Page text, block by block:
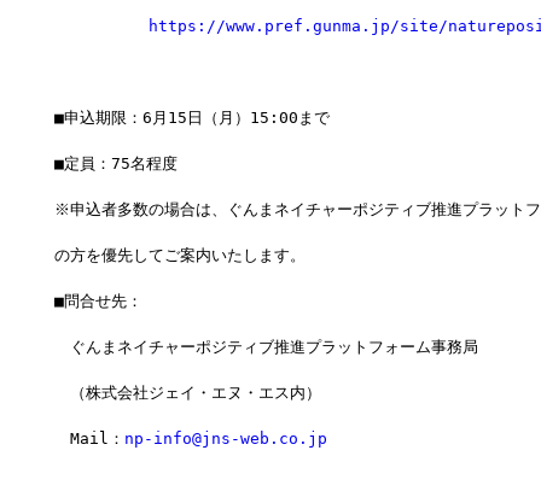
https://www.pref.gunma.jp/site/
■申込期限：6月15日（月）15:00まで
■定員：75名程度
※申込者多数の場合は、ぐんまネイチャーポジティブ推進プラット
の方を優先してご案内いたします。
■問合せ先：
ぐんまネイチャーポジティブ推進プラットフォーム事務局
（株式会社ジェイ・エヌ・エス内）
Mail： np-info@jns-web.co.jp